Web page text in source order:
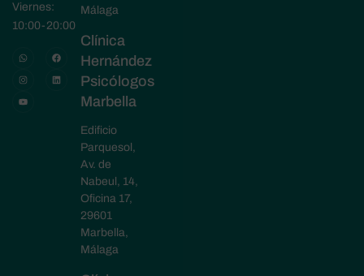
Viernes:
10:00-20:00
Málaga
Clínica
Hernández
Psicólogos
Marbella
Edificio
Parquesol,
Av. de
Nabeul, 14,
Oficina 17,
29601
Marbella,
Málaga